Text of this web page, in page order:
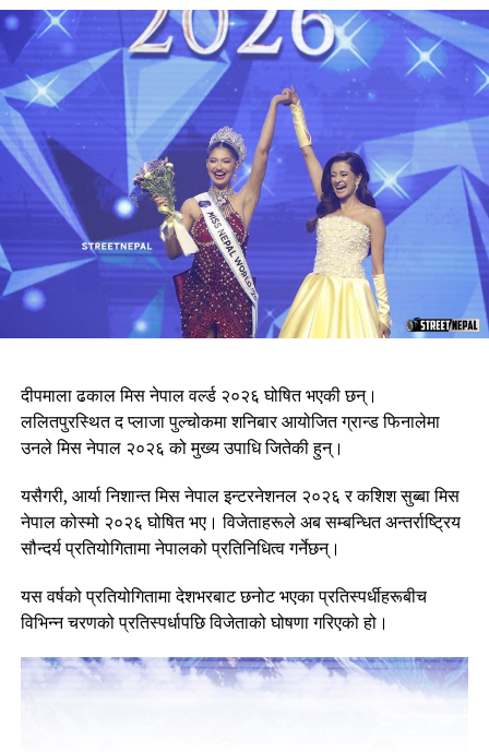
दीपमाला ढकाल मिस नेपाल वर्ल्ड २०२६ घोषित भएकी छन्।
ललितपुरस्थित द प्लाजा पुल्चोकमा शनिबार आयोजित ग्रान्ड फिनालेमा
उनले मिस नेपाल २०२६ को मुख्य उपाधि जितेकी हुन्।
यसैगरी, आर्या निशान्त मिस नेपाल इन्टरनेशनल २०२६ र कशिश सुब्बा मिस
नेपाल कोस्मो २०२६ घोषित भए। विजेताहरूले अब सम्बन्धित अन्तर्राष्ट्रिय
सौन्दर्य प्रतियोगितामा नेपालको प्रतिनिधित्व गर्नेछन्।
यस वर्षको प्रतियोगितामा देशभरबाट छनोट भएका प्रतिस्पर्धीहरूबीच
विभिन्न चरणको प्रतिस्पर्धापछि विजेताको घोषणा गरिएको हो।